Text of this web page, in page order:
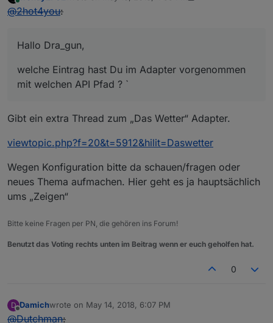
Online last edited by Jey CeeJun 22, 2019, 11:24 PM
@2hot4you:
Hallo Dra_gun,
welche Eintrag hast Du im Adapter vorgenommen
mit welchen API Pfad ? `
Gibt ein extra Thread zum „Das Wetter“ Adapter.
viewtopic.php?f=20&t=5912&hilit=Daswetter
Wegen Konfiguration bitte da schauen/fragen oder
neues Thema aufmachen. Hier geht es ja hauptsächlich
ums „Zeigen“
Bitte keine Fragen per PN, die gehören ins Forum!
Benutzt das Voting rechts unten im Beitrag wenn er euch geholfen hat.
0
D
Offline
Damichwrote on May 14, 2018, 6:07 PM
last edited by
@Dutchman: